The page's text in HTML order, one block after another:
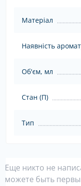
Матеріал
Наявність
Об'єм, мл
Стан (П)
Тип
Еще никто не
можете быть